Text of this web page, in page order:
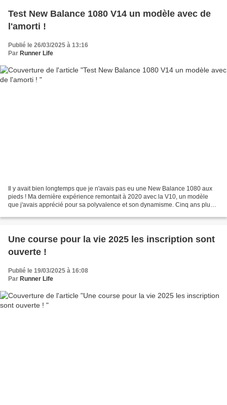
Test New Balance 1080 V14 un modèle avec de
l'amorti !
Publié le 26/03/2025 à 13:16
Par Runner Life
Il y avait bien longtemps que je n'avais pas eu une New Balance 1080 aux
pieds ! Ma dernière expérience remontait à 2020 avec la V10, un modèle
que j'avais apprécié pour sa polyvalence et son dynamisme. Cinq ans plus
Une course pour la vie 2025 les inscription sont
ouverte !
Publié le 19/03/2025 à 16:08
Par Runner Life